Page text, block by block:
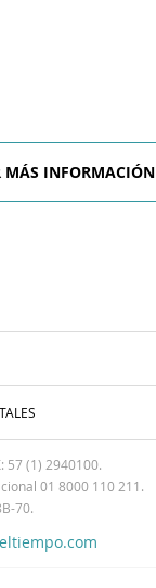
MÁS INFORMACIÓN
57 (1) 2940100.
01 8000 110 211.
70.